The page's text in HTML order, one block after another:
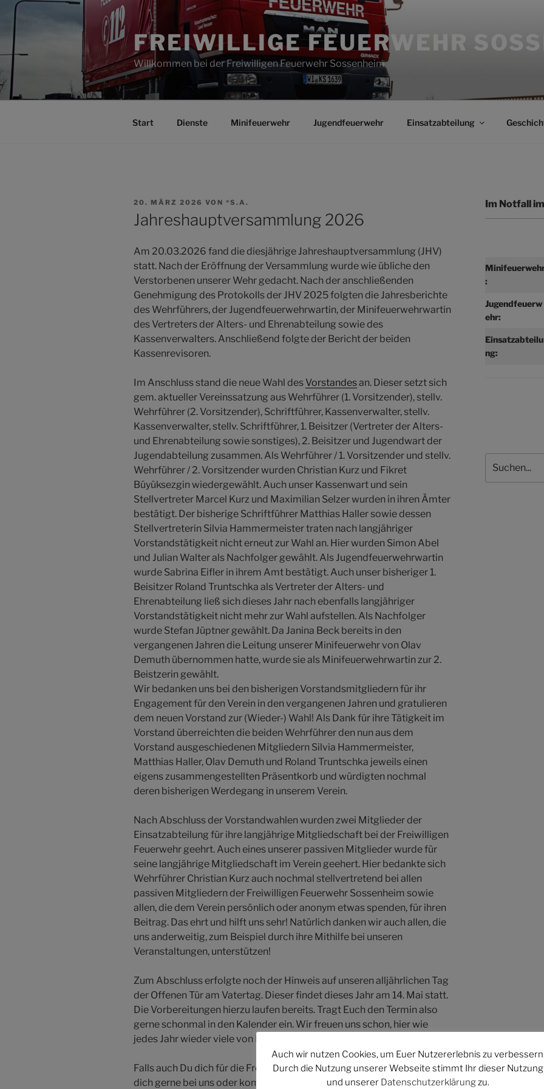
Zum
Inhalt
springen
FREIWILLIGE FEUERWEHR
Willkommen bei der Freiwilligen Feuerwehr Sossenheim
Start Dienste Minifeuerwehr Jugendfeuerwehr Einsatzabteilung
VERÖFFENTLICHT
AM
20. MÄRZ 2026 VON *S.A.
Jahreshauptversammlung 2026
Am 20.03.2026 fand die diesjährige Jahreshauptversammlung (JHV)
statt. Nach der Eröffnung der Versammlung wurde wie übliche den
Verstorbenen unserer Wehr gedacht. Nach der anschließenden
Genehmigung des Protokolls der JHV 2025 folgten die Jahresberichte
des Wehrführers, der Jugendfeuerwehrwartin, der Minifeuerwehrwartin
des Vertreters der Alters- und Ehrenabteilung sowie des
Kassenverwalters. Anschließend folgte der Bericht der beiden
Kassenrevisoren.
Im Anschluss stand die neue Wahl des Vorstandesan. Dieser setzt sich
gem. aktueller Vereinssatzung aus Wehrführer (1. Vorsitzender), stellv.
Wehrführer (2. Vorsitzender), Schriftführer, Kassenverwalter, stellv.
Kassenverwalter, stellv. Schriftführer, 1. Beisitzer (Vertreter der Alters-
und Ehrenabteilung sowie sonstiges), 2. Beisitzer und Jugendwart der
Jugendabteilung zusammen. Als Wehrführer / 1. Vorsitzender und stellv.
Wehrführer / 2. Vorsitzender wurden Christian Kurz und Fikret
Büyüksezgin wiedergewählt. Auch unser Kassenwart und sein
Stellvertreter Marcel Kurz und Maximilian Selzer wurden in ihren Ämter
bestätigt. Der bisherige Schriftführer Matthias Haller sowie dessen
Stellvertreterin Silvia Hammermeister traten nach langjähriger
Vorstandstätigkeit nicht erneut zur Wahl an. Hier wurden Simon Abel
und Julian Walter als Nachfolger gewählt. Als Jugendfeuerwehrwartin
wurde Sabrina Eifler in ihrem Amt bestätigt. Auch unser bisheriger 1.
Beisitzer Roland Truntschka als Vertreter der Alters- und
Ehrenabteilung ließ sich dieses Jahr nach ebenfalls langjähriger
Vorstandstätigkeit nicht mehr zur Wahl aufstellen. Als Nachfolger
wurde Stefan Jüptner gewählt. Da Janina Beck bereits in den
vergangenen Jahren die Leitung unserer Minifeuerwehr von Olav
Demuth übernommen hatte, wurde sie als Minifeuerwehrwartin zur 2.
Beistzerin gewählt.
Wir bedanken uns bei den bisherigen Vorstandsmitgliedern für ihr
Engagement für den Verein in den vergangenen Jahren und gratulieren
dem neuen Vorstand zur (Wieder-) Wahl! Als Dank für ihre Tätigkeit im
Vorstand überreichten die beiden Wehrführer den nun aus dem
Vorstand ausgeschiedenen Mitgliedern Silvia Hammermeister,
Matthias Haller, Olav Demuth und Roland Truntschka jeweils einen
eigens zusammengestellten Präsentkorb und würdigten nochmal
deren bisherigen Werdegang in unserem Verein.
Nach Abschluss der Vorstandwahlen wurden zwei Mitglieder der
Einsatzabteilung für ihre langjährige Mitgliedschaft bei der Freiwilligen
Feuerwehr geehrt. Auch eines unserer passiven Mitglieder wurde für
seine langjährige Mitgliedschaft im Verein geehert. Hier bedankte sich
Wehrführer Christian Kurz auch nochmal stellvertretend bei allen
passiven Mitgliedern der Freiwilligen Feuerwehr Sossenheim sowie
allen, die dem Verein persönlich oder anonym etwas spenden, für ihren
Beitrag. Das ehrt und hilft uns sehr! Natürlich danken wir auch allen, die
uns anderweitig, zum Beispiel durch ihre Mithilfe bei unseren
Veranstaltungen, unterstützen!
Zum Abschluss erfolgte noch der Hinweis auf unseren alljährlichen Tag
der Offenen Tür am Vatertag. Dieser findet dieses Jahr am 14. Mai statt.
Die Vorbereitungen hierzu laufen bereits. Tragt Euch den Termin also
gerne schonmal in den Kalender ein. Wir freuen uns schon, hier wie
jedes Jahr wieder viele von Euch zu sehen!
Falls auch Du dich für die Freiwillige Feuerwehr interessierst, melde
dich gerne bei uns oder komm direkt persönlich vorbei. Egal ob bei der
Im Notfall
:
Jugendfeuerw
ehr:
Einsatzabteilu
ng:
Auch wir nutzen Cookies, um Euer Nutzererlebnis zu
Durch die Nutzung unserer Webseite stimmt Ihr dieser Nutzung
und unserer Datenschutzerklärungzu.